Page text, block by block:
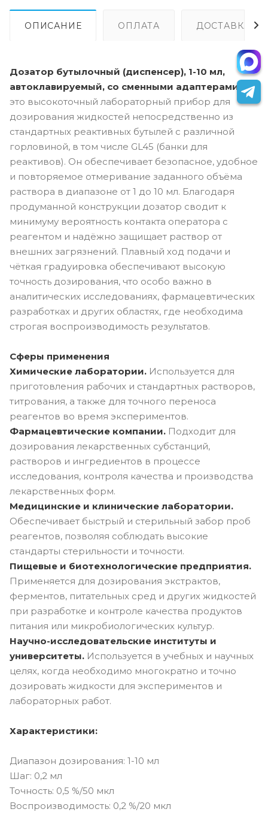
ОПИСАНИЕ ОПЛАТА ДОСТАВКА
Дозатор бутылочный (диспенсер), 1-10 мл,
автоклавируемый, со сменными адаптерами.
это высокоточный лабораторный прибор для
дозирования жидкостей непосредственно из
стандартных реактивных бутылей с различной
горловиной, в том числе GL45 (банки для
реактивов). Он обеспечивает безопасное, удобное
и повторяемое отмеривание заданного объёма
раствора в диапазоне от 1 до 10 мл. Благодаря
продуманной конструкции дозатор сводит к
минимуму вероятность контакта оператора с
реагентом и надёжно защищает раствор от
внешних загрязнений. Плавный ход подачи и
чёткая градуировка обеспечивают высокую
точность дозирования, что особо важно в
аналитических исследованиях, фармацевтических
разработках и других областях, где необходима
строгая воспроизводимость результатов.
Сферы применения
Химические лаборатории. Используется для
приготовления рабочих и стандартных растворов,
титрования, а также для точного переноса
реагентов во время экспериментов.
Фармацевтические компании. Подходит для
дозирования лекарственных субстанций,
растворов и ингредиентов в процессе
исследования, контроля качества и производства
лекарственных форм.
Медицинские и клинические лаборатории.
Обеспечивает быстрый и стерильный забор проб
реагентов, позволяя соблюдать высокие
стандарты стерильности и точности.
Пищевые и биотехнологические предприятия.
Применяется для дозирования экстрактов,
ферментов, питательных сред и других жидкостей
при разработке и контроле качества продуктов
питания или микробиологических культур.
Научно-исследовательские институты и
университеты. Используется в учебных и научных
целях, когда необходимо многократно и точно
дозировать жидкости для экспериментов и
лабораторных работ.
Характеристики:
Диапазон дозирования: 1-10 мл
Шаг: 0,2 мл
Точность: 0,5 %/50 мкл
Воспроизводимость: 0,2 %/20 мкл